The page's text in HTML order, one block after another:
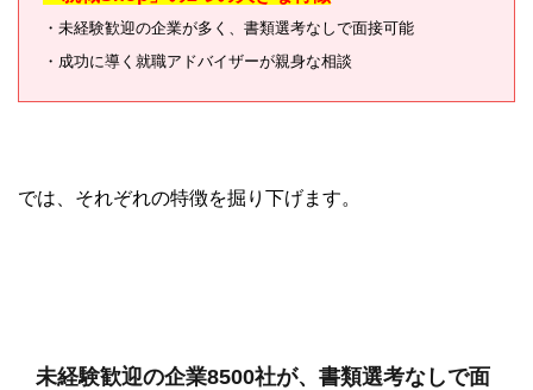
・未経験歓迎の企業が多く、書類選考なしで面接可能
・成功に導く就職アドバイザーが親身な相談
では、それぞれの特徴を掘り下げます。
未経験歓迎の企業8500社が、書類選考なしで面